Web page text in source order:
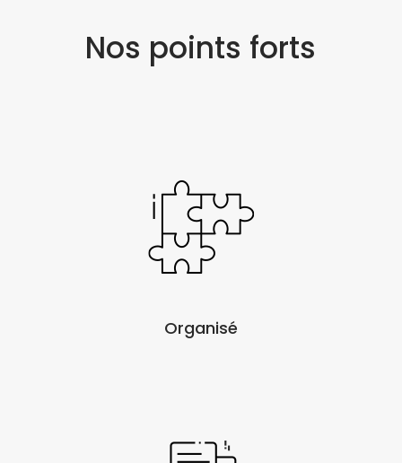
Nos points forts
Organisé